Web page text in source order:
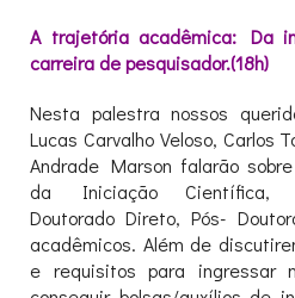
A trajetória acadêmica: Da
carreira de pesquisador.(18h)
Nesta palestra nossos
Lucas Carvalho Veloso, Carlos
Andrade Marson falarão
da Iniciação Científica,
Doutorado Direto, Pós-
acadêmicos. Além de
e requisitos para ingressar